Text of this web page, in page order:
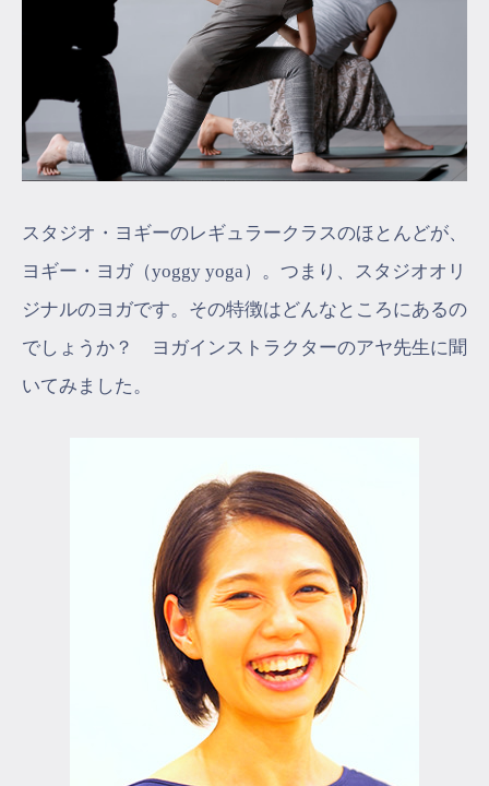
クラス参加にあたっての同意書
特定商取引にかかわる表示
プライバシーポリシー
スタジオ・ヨギーのレギュラークラスのほとんどが、
ヨギー・ヨガ（yoggy yoga）。つまり、スタジオオリ
ジナルのヨガです。その特徴はどんなところにあるの
でしょうか？ ヨガインストラクターのアヤ先生に聞
いてみました。